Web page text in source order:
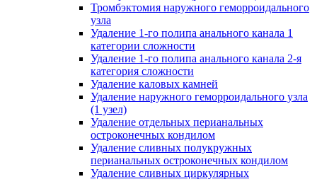
Тромбэктомия наружного геморроидального
узла
Удаление 1-го полипа анального канала 1
категории сложности
Удаление 1-го полипа анального канала 2-я
категория сложности
Удаление каловых камней
Удаление наружного геморроидального узла
(1 узел)
Удаление отдельных перианальных
остроконечных кондилом
Удаление сливных полукружных
перианальных остроконечных кондилом
Удаление сливных циркулярных